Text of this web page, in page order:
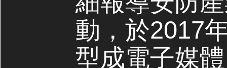
動，於2017
型成電子媒